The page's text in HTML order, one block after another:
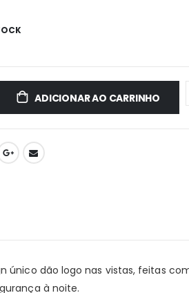
ADICIONAR AO CARRINHO
único dão logo nas vistas, feitas
à noite.